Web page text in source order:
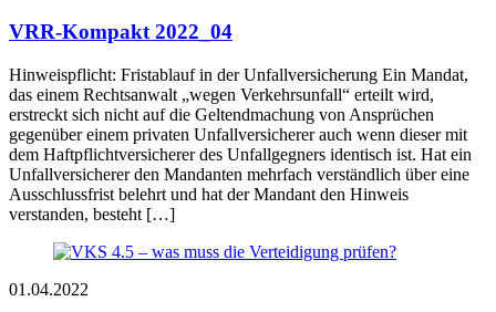
VRR-Kompakt 2022_04
Hinweispflicht: Fristablauf in der Unfallversicherung Ein Mandat,
das einem Rechtsanwalt „wegen Verkehrsunfall“ erteilt wird,
erstreckt sich nicht auf die Geltendmachung von Ansprüchen
gegenüber einem privaten Unfallversicherer auch wenn dieser mit
dem Haftpflichtversicherer des Unfallgegners identisch ist. Hat ein
Unfallversicherer den Mandanten mehrfach verständlich über eine
Ausschlussfrist belehrt und hat der Mandant den Hinweis
verstanden, besteht […]
01.04.2022